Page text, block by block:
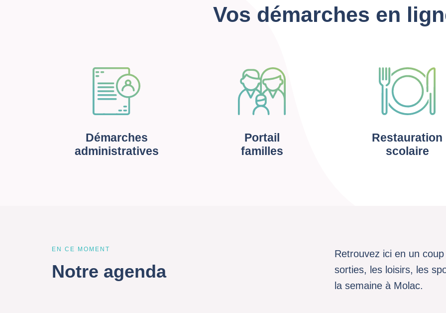
Vos démarches en
Démarches
administratives
Portail
familles
Restauration
scolaire
EN CE MOMENT
Notre agenda
Retrouvez ici en un
sorties, les loisirs, les
la semaine à Molac.